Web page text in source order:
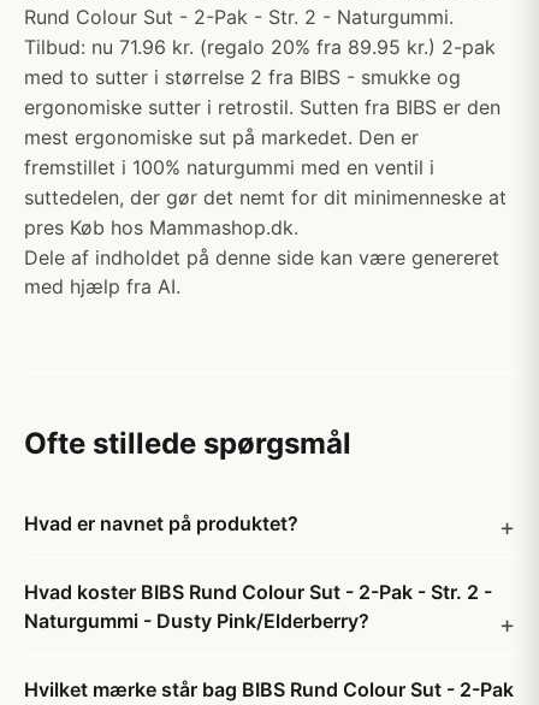
Rund Colour Sut - 2-Pak - Str. 2 - Naturgummi.
Tilbud: nu 71.96 kr. (regalo 20% fra 89.95 kr.) 2-pak
med to sutter i størrelse 2 fra BIBS - smukke og
ergonomiske sutter i retrostil. Sutten fra BIBS er den
mest ergonomiske sut på markedet. Den er
fremstillet i 100% naturgummi med en ventil i
suttedelen, der gør det nemt for dit minimenneske at
pres Køb hos Mammashop.dk.
Dele af indholdet på denne side kan være genereret
med hjælp fra AI.
Ofte stillede spørgsmål
Hvad er navnet på produktet?
Hvad koster BIBS Rund Colour Sut - 2-Pak - Str. 2 -
Naturgummi - Dusty Pink/Elderberry?
Hvilket mærke står bag BIBS Rund Colour Sut - 2-Pak